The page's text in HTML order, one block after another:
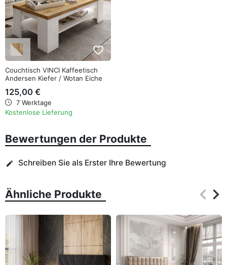
favorite_border
Couchtisch VINCI Kaffeetisch
Andersen Kiefer / Wotan Eiche
125,00 €
7 Werktage
Kostenlose Lieferung
Bewertungen der Produkte
edit Schreiben Sie als Erster Ihre Bewertung
Ähnliche Produkte keyboard_arrow_left
keyboard_arrow_right